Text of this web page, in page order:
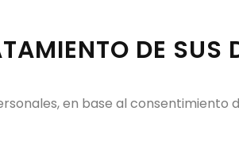
DE SUS
en base al consentimiento